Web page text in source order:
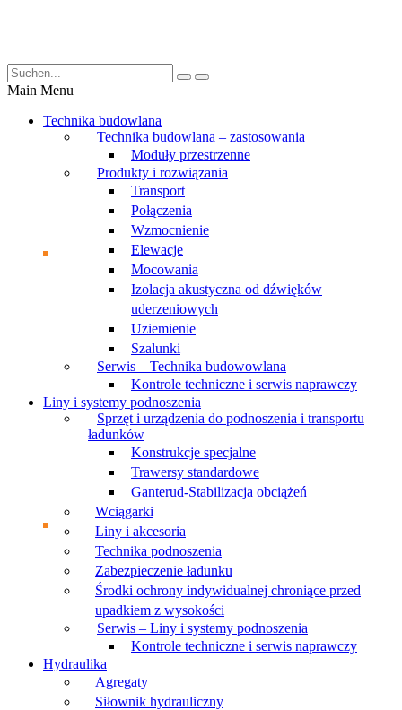
Main Menu
Technika budowlana
Technika budowlana – zastosowania
Moduły przestrzenne
Produkty i rozwiązania
Transport
Połączenia
Wzmocnienie
Elewacje
Mocowania
Izolacja akustyczna od dźwięków
uderzeniowych
Uziemienie
Szalunki
Serwis – Technika budowowlana
Kontrole techniczne i serwis naprawczy
Liny i systemy podnoszenia
Sprzęt i urządzenia do podnoszenia i transportu
ładunków
Konstrukcje specjalne
Trawersy standardowe
Ganterud-Stabilizacja obciążeń
Wciągarki
Liny i akcesoria
Technika podnoszenia
Zabezpieczenie ładunku
Środki ochrony indywidualnej chroniące przed
upadkiem z wysokości
Serwis – Liny i systemy podnoszenia
Kontrole techniczne i serwis naprawczy
Hydraulika
Agregaty
Siłownik hydrauliczny